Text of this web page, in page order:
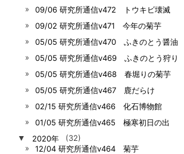
09/06 研究所通信v472 トウキビ壊滅
09/02 研究所通信v471 今年の菊芋
05/05 研究所通信v470 ふきのとう醤油
05/05 研究所通信v469 ふきのとう狩り
05/05 研究所通信v468 春堀りの菊芋
05/05 研究所通信v467 鹿だらけ
02/15 研究所通信v466 化石博物館
01/05 研究所通信v465 極寒初日の出
▼
2020年
(32)
12/04 研究所通信v464 菊芋